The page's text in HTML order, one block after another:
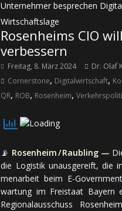
Unternehmer besprechen
Wirtschaftslage
Rosenheims CIO
verbessern
Freitag, 8. März 2024
Dr. Olaf
Cornerstone, Digitalwirtschaft,
QR, ROB, Rosenheim,
📡 Rosenheim / Raubling —
die Logistik un­aus­ge­reift, die
men­ar­beit beim E-
war­tung im Freistaat Bayern
Regionalausschuss